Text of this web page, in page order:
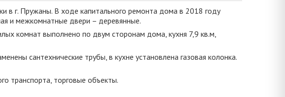
в г. Пружаны. В ходе капитального ремонта дома в 2018 году
и межкомнатные двери – деревянные.
комнат выполнено по двум сторонам дома, кухня 7,9 кв.м,
сантехнические трубы, в кухне установлена газовая колонка.
транспорта, торговые объекты.